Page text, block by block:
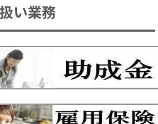
い業務